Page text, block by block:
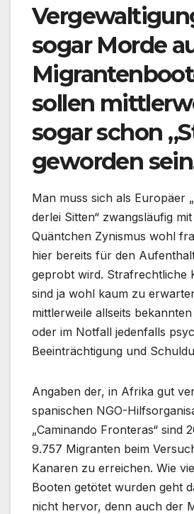
sogar Morde
sollen
sogar schon
geworden
Man muss sich als Europäer
derlei Sitten“ zwangsläufig
Quäntchen Zynismus wohl
hier bereits für den
geprobt wird. Strafrechtliche
sind ja wohl kaum zu
mittlerweile allseits
oder im Notfall jedenfalls
Beeinträchtigung und
Angaben der, in Afrika gut
spanischen NGO-
„Caminando Fronteras“ sind
9.757 Migranten beim
Kanaren zu erreichen. Wie
Booten getötet wurden geht
nicht hervor, denn auch der